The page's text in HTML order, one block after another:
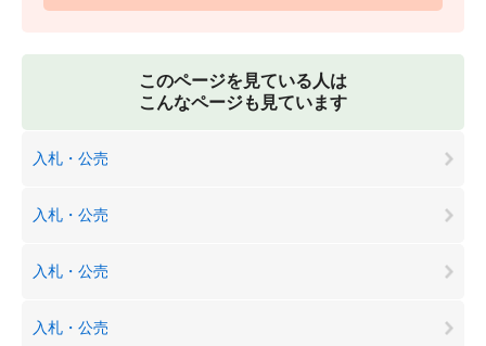
このページを見ている人は
こんなページも見ています
入札・公売
入札・公売
入札・公売
入札・公売